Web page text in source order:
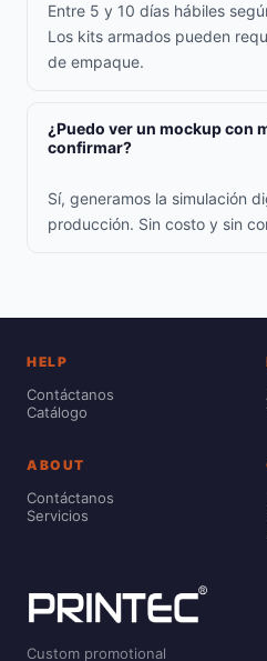
Entre 5 y 10 días hábiles
Los kits armados pueden
de empaque.
¿Puedo ver un mockup con
confirmar?
Sí, generamos la simulación
producción. Sin costo y sin
HELP
Contáctanos
Catálogo
ABOUT
Contáctanos
Servicios
Custom promotional